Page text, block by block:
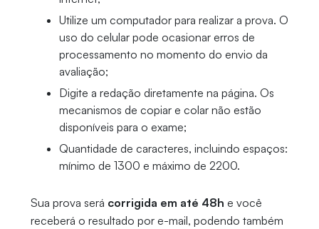
Utilize um computador para realizar a prova. O
uso do celular pode ocasionar erros de
processamento no momento do envio da
avaliação;
Digite a redação diretamente na página. Os
mecanismos de copiar e colar não estão
disponíveis para o exame;
Quantidade de caracteres, incluindo espaços:
mínimo de 1300 e máximo de 2200.
Sua prova será corrigida em até 48h e você
receberá o resultado por e-mail, podendo também